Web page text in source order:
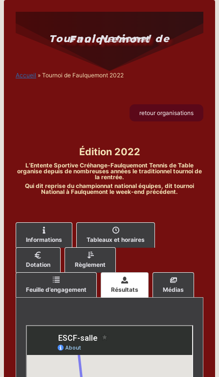
Aller
Tournoi National de Faulquemont
Accueil » Tournoi de Faulquemont 2022
retour organisations
Édition 2022
L’Entente Sportive Créhange-Faulquemont Tennis de Table
organise depuis de nombreuses années le traditionnel tournoi de
la rentrée.
Qui dit reprise du championnat national équipes, dit tournoi
National à Faulquemont le week-end précédent.
Informations Tableaux et horaires
Dotation Règlement
Feuille d’engagement Résultats Médias